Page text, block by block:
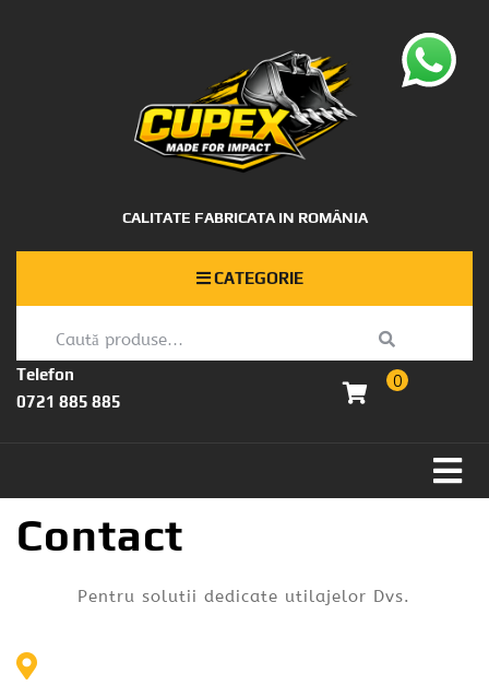
CALITATE FABRICATA IN ROMÂNIA
CATEGORIE
Telefon
0721 885 885
0
Contact
Pentru solutii dedicate utilajelor Dvs.